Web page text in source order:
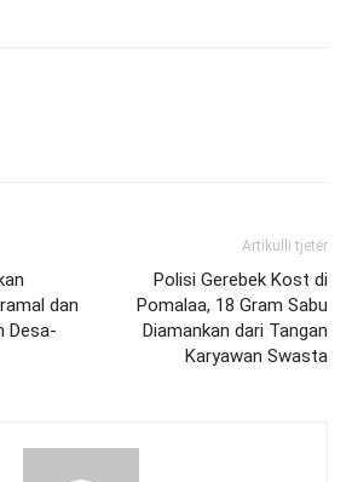
dan
Desa-
Artikulli tjetër
Polisi Gerebek Kost di
Pomalaa, 18 Gram Sabu
Diamankan dari Tangan
Karyawan Swasta